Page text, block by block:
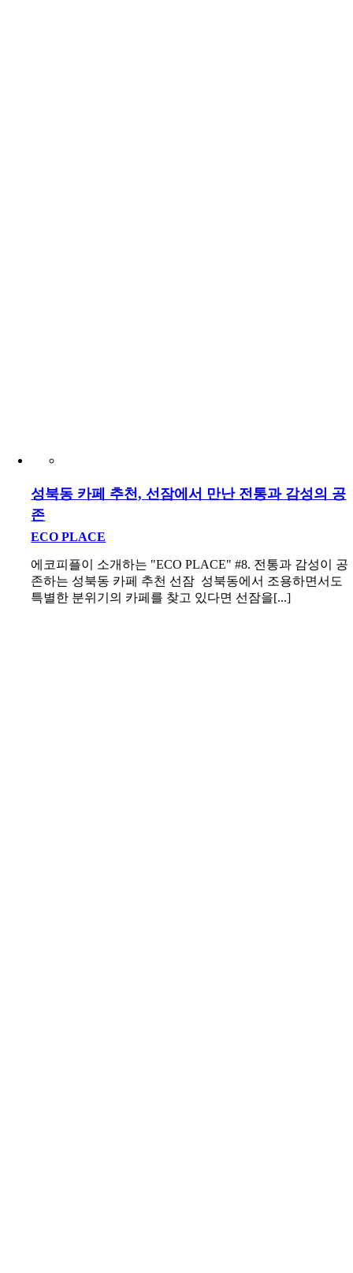
성북동 카페 추천, 선잠에서 만난 전통과 감성의 공
존
ECO PLACE
에코피플이 소개하는 "ECO PLACE" #8. 전통과 감성이 공
존하는 성북동 카페 추천 선잠 성북동에서 조용하면서도
특별한 분위기의 카페를 찾고 있다면 선잠을[...]